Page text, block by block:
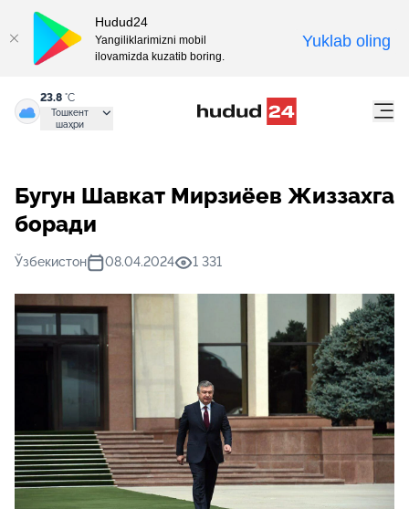
23.8 °C
Тошкент
шаҳри
Бугун Шавкат Мирзиёев Жиззахга
боради
Ўзбекистон 08.04.2024 1 331
Hudud24
Yangiliklarimizni mobil
ilovamizda kuzatib boring.
Yuklab oling